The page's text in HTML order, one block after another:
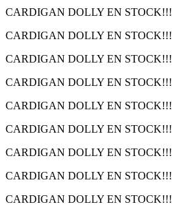
CARDIGAN DOLLY EN STOCK!!!
CARDIGAN DOLLY EN STOCK!!!
CARDIGAN DOLLY EN STOCK!!!
CARDIGAN DOLLY EN STOCK!!!
CARDIGAN DOLLY EN STOCK!!!
CARDIGAN DOLLY EN STOCK!!!
CARDIGAN DOLLY EN STOCK!!!
CARDIGAN DOLLY EN STOCK!!!
CARDIGAN DOLLY EN STOCK!!!